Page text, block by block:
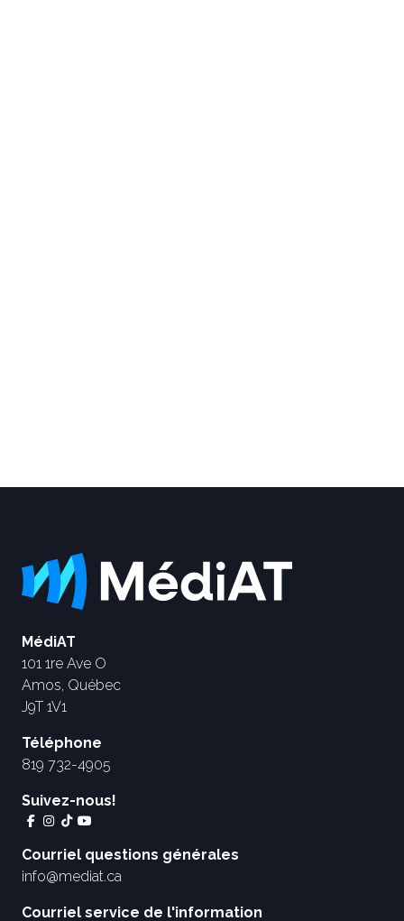
MédiAT
101 1re Ave O
Amos, Québec
J9T 1V1
Téléphone
819 732-4905
Suivez-nous!
Courriel questions générales
info@mediat.ca
Courriel service de l'information